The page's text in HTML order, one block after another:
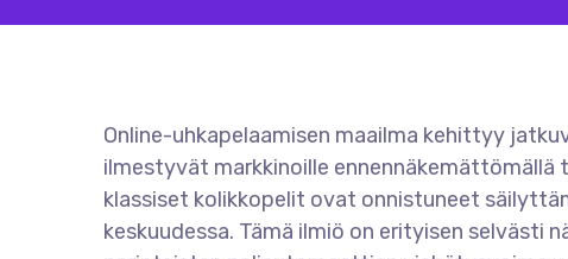
Online-uhkapelaamisen maailma kehittyy
ilmestyvät markkinoille ennennäkemättömällä
klassiset kolikkopelit ovat onnistuneet
keskuudessa. Tämä ilmiö on erityisen selvästi